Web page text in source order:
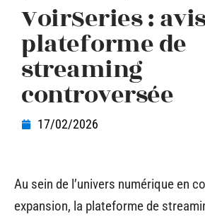
VoirSeries :
plateforme de
streaming
controversée
17/02/2026
Au sein de l’univers numérique en
expansion, la plateforme de